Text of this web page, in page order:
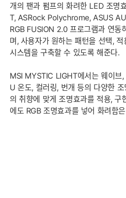
개의 팬과 펌프의 화려한 LED 조명
T, ASRock Polychrome, ASUS
RGB FUSION 2.0 프로그램과 연동
며, 사용자가 원하는 패턴을 선택,
시스템을 구축할 수 있도록 해준다.
MSI MYSTIC LIGHT에서는 웨이브
U 온도, 컬러링, 번개 등의 다양한
의 취향에 맞게 조명효과를 적용, 구
에도 RGB 조명효과를 넣어 화려함